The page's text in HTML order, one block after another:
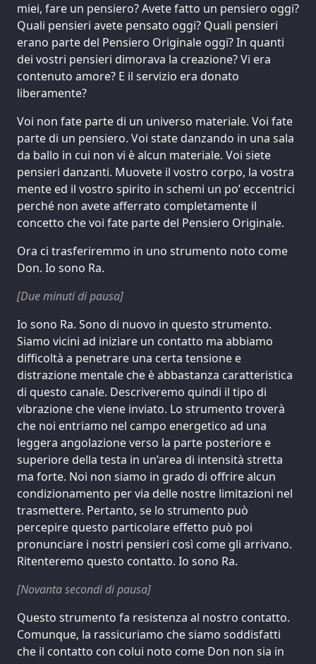
miei, fare un pensiero? Avete fatto un pensiero oggi?
Quali pensieri avete pensato oggi? Quali pensieri
erano parte del Pensiero Originale oggi? In quanti
dei vostri pensieri dimorava la creazione? Vi era
contenuto amore? E il servizio era donato
liberamente?
Voi non fate parte di un universo materiale. Voi fate
parte di un pensiero. Voi state danzando in una sala
da ballo in cui non vi è alcun materiale. Voi siete
pensieri danzanti. Muovete il vostro corpo, la vostra
mente ed il vostro spirito in schemi un po’ eccentrici
perché non avete afferrato completamente il
concetto che voi fate parte del Pensiero Originale.
Ora ci trasferiremmo in uno strumento noto come
Don. Io sono Ra.
[Due minuti di pausa]
Io sono Ra. Sono di nuovo in questo strumento.
Siamo vicini ad iniziare un contatto ma abbiamo
difficoltà a penetrare una certa tensione e
distrazione mentale che è abbastanza caratteristica
di questo canale. Descriveremo quindi il tipo di
vibrazione che viene inviato. Lo strumento troverà
che noi entriamo nel campo energetico ad una
leggera angolazione verso la parte posteriore e
superiore della testa in un’area di intensità stretta
ma forte. Noi non siamo in grado di offrire alcun
condizionamento per via delle nostre limitazioni nel
trasmettere. Pertanto, se lo strumento può
percepire questo particolare effetto può poi
pronunciare i nostri pensieri così come gli arrivano.
Ritenteremo questo contatto. Io sono Ra.
[Novanta secondi di pausa]
Questo strumento fa resistenza al nostro contatto.
Comunque, la rassicuriamo che siamo soddisfatti
che il contatto con colui noto come Don non sia in